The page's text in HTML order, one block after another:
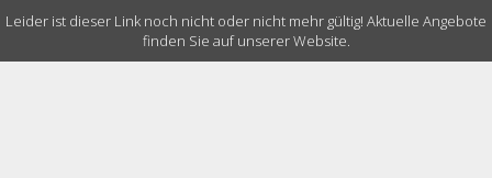
Leider ist dieser Link noch nicht oder nicht mehr gültig! Aktuelle Angebote
finden Sie auf unserer Website.